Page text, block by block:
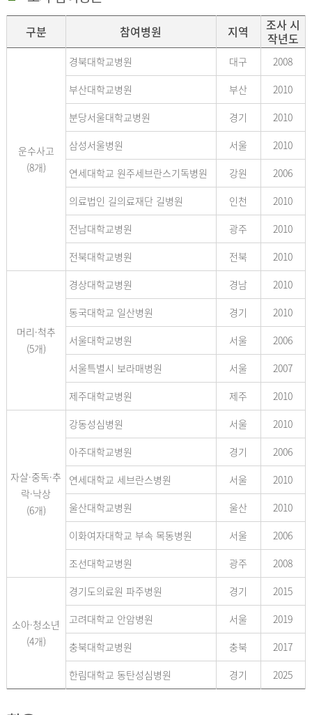
구분 참여병원 지역
조사 시
작년도
운수사고
(8개)
경북대학교병원 대구
2008
부산대학교병원
부산
2010
분당서울대학교병원
경기
2010
삼성서울병원
서울
2010
연세대학교 원주세브란스기독병원
강원
2006
의료법인 길의료재단 길병원
인천
2010
전남대학교병원
광주
2010
전북대학교병원
전북 2010
머리·척추
(5개)
경상대학교병원 경남
2010
동국대학교 일산병원
경기
2010
서울대학교병원
서울
2006
서울특별시 보라매병원
서울
2007
제주대학교병원
제주 2010
자살·중독·추
락·낙상
(6개)
강동성심병원 서울
2010
아주대학교병원
경기
2006
연세대학교 세브란스병원
서울
2010
울산대학교병원
울산
2010
이화여자대학교 부속 목동병원
서울
2006
조선대학교병원
광주 2008
소아·청소년
(4개)
경기도의료원 파주병원 경기
2015
고려대학교 안암병원
서울
2019
충북대학교병원
충북
2017
한림대학교 동탄성심병원
경기 2025